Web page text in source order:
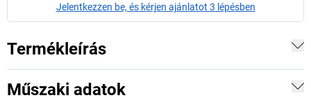
Jelentkezzen be, és kérjen ajánlatot 3 lépésben
Termékleírás
Műszaki adatok